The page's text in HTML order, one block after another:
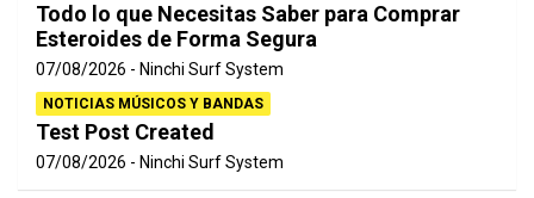
Todo lo que Necesitas Saber para Comprar
Esteroides de Forma Segura
07/08/2026 Ninchi Surf System
NOTICIAS MÚSICOS Y BANDAS
Test Post Created
07/08/2026 Ninchi Surf System